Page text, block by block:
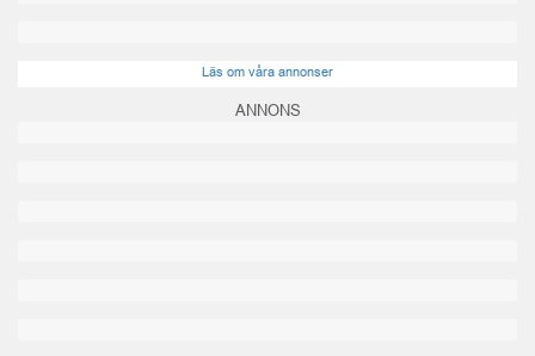
Läs om våra annonser
ANNONS